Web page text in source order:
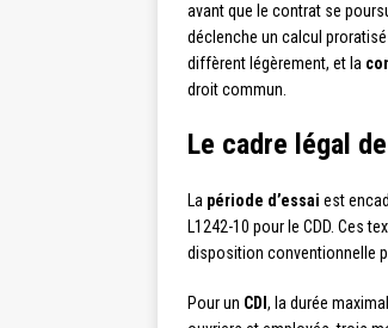
avant que le contrat se
déclenche un calcul
diffèrent légèrement, et la
droit commun.
Le cadre légal
La période d’essai est
L1242-10 pour le CDD. Ces
disposition conventionnelle
Pour un CDI , la durée